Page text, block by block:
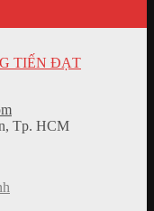
TIẾN ĐẠT
Tp. HCM